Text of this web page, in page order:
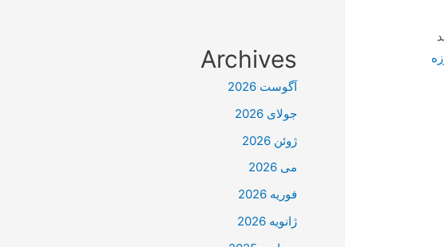
Archives
آگوست 2026
جولای 2026
ژوئن 2026
می 2026
فوریه 2026
ژانویه 2026